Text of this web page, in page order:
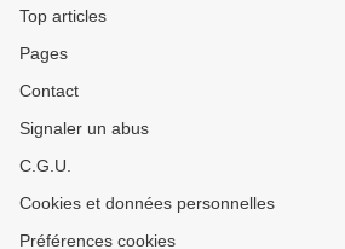
Top articles
Pages
Contact
Signaler un abus
C.G.U.
Cookies et données personnelles
Préférences cookies